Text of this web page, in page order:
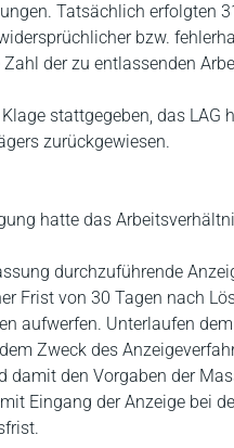
Tatsächlich erfolgten
bzw.
der zu entlassenden
stattgegeben, das LAG
zurückgewiesen.
hatte das
durchzuführende
Frist von 30 Tagen nach
aufwerfen. Unterlaufen
Zweck des
damit den Vorgaben der
Eingang der Anzeige bei